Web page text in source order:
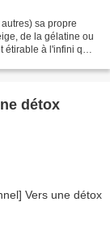
sa propre
de la gélatine ou
étirable à l'infini que
détox